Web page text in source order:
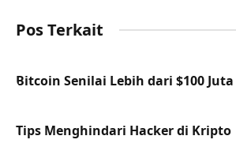
Pos Terkait
Bitcoin Senilai Lebih dari $100
Tips Menghindari Hacker di Kripto